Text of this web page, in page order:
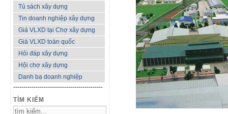
Tủ sách xây dựng
Tin doanh nghiệp xây dựng
Giá VLXD tại Chợ xây dựng
Giá VLXD toàn quốc
Hỏi đáp xây dựng
Hội chợ xây dựng
Danh bạ doanh nghiệp
--------------------------------------------
TÌM KIẾM